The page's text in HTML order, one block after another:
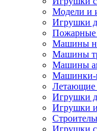
Модели и
Игрушки
Машины
Машины
Машины
Машинки-
Летающие
Игрушки
Игрушки
Игрушки